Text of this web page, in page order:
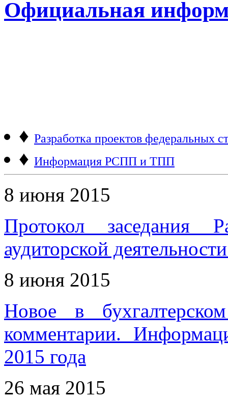
Официальная
♦ Разработка проектов федеральных
♦ Информация РСПП и ТПП
8 июня 2015
Протокол заседания
аудиторской
8 июня 2015
Новое в
комментарии.
2015 года
26 мая 2015